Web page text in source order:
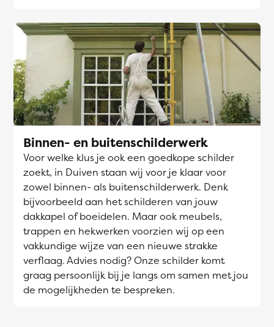
Binnen- en buitenschilderwerk
Voor welke klus je ook een goedkope schilder
zoekt, in Duiven staan wij voor je klaar voor
zowel binnen- als buitenschilderwerk. Denk
bijvoorbeeld aan het schilderen van jouw
dakkapel of boeidelen. Maar ook meubels,
trappen en hekwerken voorzien wij op een
vakkundige wijze van een nieuwe strakke
verflaag. Advies nodig? Onze schilder komt
graag persoonlijk bij je langs om samen met jou
de mogelijkheden te bespreken.